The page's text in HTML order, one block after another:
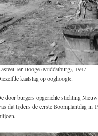
Ter Hooge (Middelburg), 1947
kaalslag op ooghoogte.
door burgers opgerichte stichting Nieuw
dat tijdens de eerste Boomplantdag in